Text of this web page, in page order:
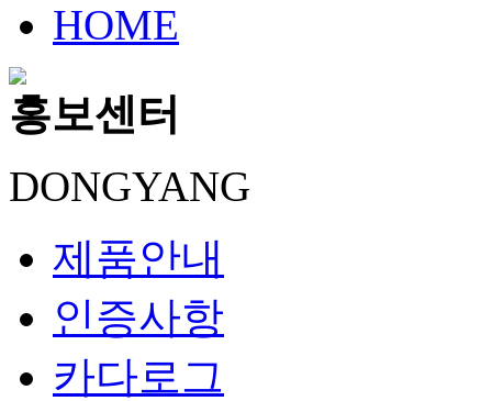
HOME
홍보센터
DONGYANG
제품안내
인증사항
카다로그